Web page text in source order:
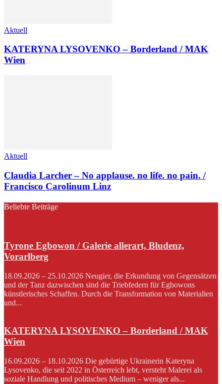
Aktuell
KATERYNA LYSOVENKO – Borderland / MAK
Wien
Aktuell
Claudia Larcher – No applause. no life. no pain. /
Francisco Carolinum Linz
Beliebte Beiträge
Tyrone Egbowon / Galerie allerart, Bludenz,
Vorarlberg
18.09.2026 – 25.10.2026 Neugier, die Erkundung von Gegensätzen
und der Tanz dazwischen sind die Triebfedern für Egbowons
künstlerisches Schaffen. Durch die Transformation von Materialien
und...
KATERYNA LYSOVENKO – Borderland / MAK
Wien
16.09.2026 – 18.10.2026 Die gebürtige Ukrainerin Kateryna
Lysovenko, die seit 2022 in Österreich lebt, versteht Malerei als
soziale Handlung und politisches Medium – weniger als...